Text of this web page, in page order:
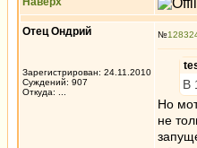
Отец Ондрий
Зарегистрирован: 24.11.2010
Суждений: 907
Откуда: ...
№
В
Но
не